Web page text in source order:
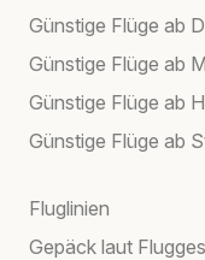
Günstige Flüge ab
Günstige Flüge ab
Günstige Flüge ab
Günstige Flüge ab
Fluglinien
Gepäck laut